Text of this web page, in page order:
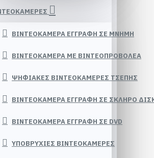
ΒΙΝΤΕΟΚΑΜΕΡΑ ΕΓΓΡΑΦΗ ΣΕ ΜΝΗΜΗ
ΒΙΝΤΕΟΚΑΜΕΡΑ ΜΕ ΒΙΝΤΕΟΠΡΟΒΟΛΕΑ
ΨΗΦΙΑΚΕΣ ΒΙΝΤΕΟΚΑΜΕΡΕΣ ΤΣΕΠΗΣ
ΒΙΝΤΕΟΚΑΜΕΡΑ ΕΓΓΡΑΦΗ ΣΕ ΣΚΛΗΡΟ
ΒΙΝΤΕΟΚΑΜΕΡΑ ΕΓΓΡΑΦΗ ΣΕ DVD
ΥΠΟΒΡΥΧΙΕΣ ΒΙΝΤΕΟΚΑΜΕΡΕΣ